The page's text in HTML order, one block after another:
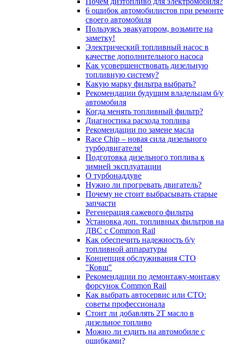
6 ошибок автомобилистов при ремонте
своего автомобиля
Пользуясь эвакуатором, возьмите на
заметку!
Электрический топливный насос в
качестве дополнительного насоса
Как усовершенствовать дизельную
топливную систему?
Какую марку фильтра выбрать?
Рекомендации будущим владельцам б/у
автомобиля
Когда менять топливный фильтр?
Диагностика расхода топлива
Рекомендации по замене масла
Race Chip – новая сила дизельного
турбодвигателя!
Подготовка дизельного топлива к
зимней эксплуатации
О турбонаддуве
Нужно ли прогревать двигатель?
Почему не стоит выбрасывать старые
запчасти
Регенерация сажевого фильтра
Установка доп. топливных фильтров на
ДВС с Common Rail
Как обеспечить надежность б/у
топливной аппаратуры
Концепция обслуживания СТО
"Ковш"
Рекомендации по демонтажу-монтажу
форсунок Common Rail
Как выбрать автосервис или СТО:
советы профессионала
Стоит ли добавлять 2T масло в
дизельное топливо
Можно ли ездить на автомобиле с
ошибками?